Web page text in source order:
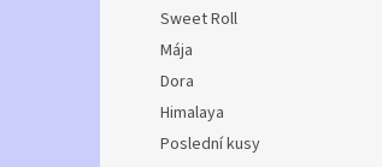
Sweet Roll
Mája
Dora
Himalaya
Poslední kusy